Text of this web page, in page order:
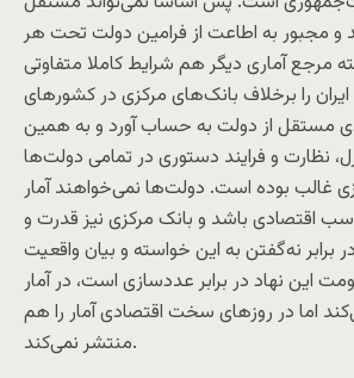
و مجبور به اطاعت از فرامین دولت تحت هر
مرجع آماری دیگر هم شرایط کاملا متفاوتی
ایران را برخلاف بانک‌های مرکزی در کشورهای
مستقل از دولت به حساب آورد و به همین
نظارت و فرایند دستوری در تمامی دولت‌ها
غالب بوده است. دولت‌ها نمی‌خواهند آمار
اقتصادی باشد و بانک مرکزی نیز قدرت و
برابر نه‌گفتن به این خواسته و بیان واقعیت
این نهاد در برابر عددسازی است، در آمار
اما در روزهای سخت اقتصادی آمار را هم
منتشر نمی‌کند.